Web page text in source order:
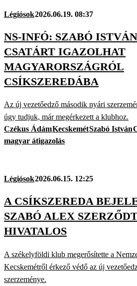
Légiósok2026.06.19. 08:37
NS-INFÓ: SZABÓ
CSATÁRT IGAZOLHAT
MAGYARORSZÁGRÓL
CSÍKSZEREDÁBA
Az új vezetőedző második nyári
úgy tudjuk, már megérkezett a klubhoz.
Czékus ÁdámKecskemétSzabó István
magyar átigazolás
Légiósok2026.06.15. 12:25
A CSÍKSZEREDA
SZABÓ ALEX
HIVATALOS
A székelyföldi klub megerősítette a
Kecskemétről érkező védő az új
szerzeménye.